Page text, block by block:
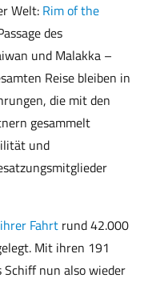
Welt: Rim of the
des
und Malakka –
Reise bleiben in
die mit den
gesammelt
und
Fahrt rund 42.000
Mit ihren 191
nun also wieder